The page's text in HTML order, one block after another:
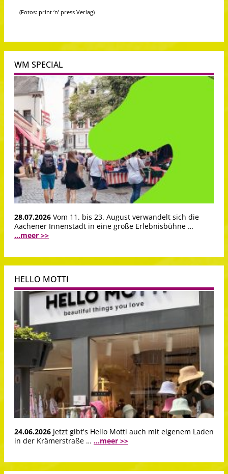
(Fotos: print ‘n’ press Verlag)
WM SPECIAL
28.07.2026 Vom 11. bis 23. August verwandelt sich die
Aachener Innenstadt in eine große Erlebnisbühne …
...meer >>
HELLO MOTTI
24.06.2026 Jetzt gibt's Hello Motti auch mit eigenem Laden
in der Krämerstraße … ...meer >>